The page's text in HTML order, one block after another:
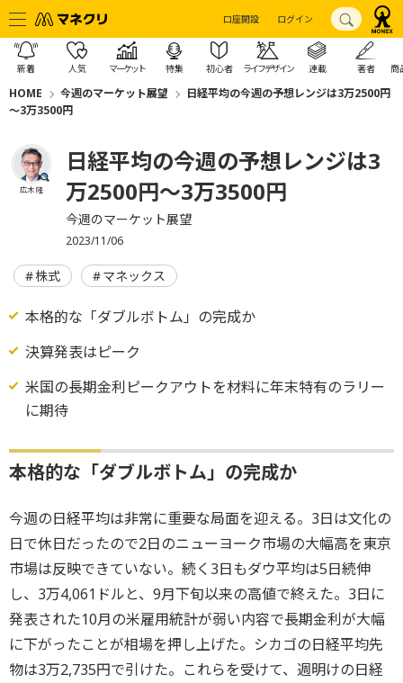
口座開設 ログイン
新着 人気 マーケット 特集 初心者 ライフデザイン 連載 著者 商
HOME 今週のマーケット展望
日経平均の今週の予想レンジは3万2500円
～3万3500円
広木 隆
日経平均の今週の予想レンジは3
万2500円～3万3500円
今週のマーケット展望
2023/11/06
株式 マネックス
本格的な「ダブルボトム」の完成か
決算発表はピーク
米国の長期金利ピークアウトを材料に年末特有のラリー
に期待
本格的な「ダブルボトム」の完成か
今週の日経平均は非常に重要な局面を迎える。3日は文化の
日で休日だったので2日のニューヨーク市場の大幅高を東京
市場は反映できていない。続く3日もダウ平均は5日続伸
し、3万4,061ドルと、9月下旬以来の高値で終えた。3日に
発表された10月の米雇用統計が弱い内容で長期金利が大幅
に下がったことが相場を押し上げた。シカゴの日経平均先
物は3万2,735円で引けた。これらを受けて、週明けの日経